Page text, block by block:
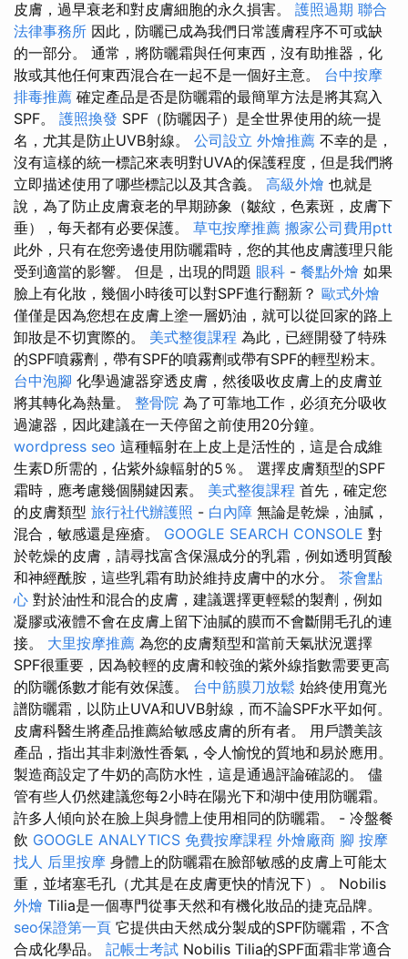
皮膚，過早衰老和對皮膚細胞的永久損害。 護照過期 聯合
法律事務所 因此，防曬已成為我們日常護膚程序不可或缺
的一部分。 通常，將防曬霜與任何東西，沒有助推器，化
妝或其他任何東西混合在一起不是一個好主意。 台中按摩
排毒推薦 確定產品是否是防曬霜的最簡單方法是將其寫入
SPF。 護照換發 SPF（防曬因子）是全世界使用的統一提
名，尤其是防止UVB射線。 公司設立 外燴推薦 不幸的是，
沒有這樣的統一標記來表明對UVA的保護程度，但是我們將
立即描述使用了哪些標記以及其含義。 高級外燴 也就是
說，為了防止皮膚衰老的早期跡象（皺紋，色素斑，皮膚下
垂），每天都有必要保護。 草屯按摩推薦 搬家公司費用ptt
此外，只有在您旁邊使用防曬霜時，您的其他皮膚護理只能
受到適當的影響。 但是，出現的問題 眼科 - 餐點外燴 如果
臉上有化妝，幾個小時後可以對SPF進行翻新？ 歐式外燴
僅僅是因為您想在皮膚上塗一層奶油，就可以從回家的路上
卸妝是不切實際的。 美式整復課程 為此，已經開發了特殊
的SPF噴霧劑，帶有SPF的噴霧劑或帶有SPF的輕型粉末。
台中泡腳 化學過濾器穿透皮膚，然後吸收皮膚上的皮膚並
將其轉化為熱量。 整骨院 為了可靠地工作，必須充分吸收
過濾器，因此建議在一天停留之前使用20分鐘。
wordpress seo 這種輻射在上皮上是活性的，這是合成維
生素D所需的，佔紫外線輻射的5％。 選擇皮膚類型的SPF
霜時，應考慮幾個關鍵因素。 美式整復課程 首先，確定您
的皮膚類型 旅行社代辦護照 - 白內障 無論是乾燥，油膩，
混合，敏感還是痤瘡。 GOOGLE SEARCH CONSOLE 對
於乾燥的皮膚，請尋找富含保濕成分的乳霜，例如透明質酸
和神經酰胺，這些乳霜有助於維持皮膚中的水分。 茶會點
心 對於油性和混合的皮膚，建議選擇更輕鬆的製劑，例如
凝膠或液體不會在皮膚上留下油膩的膜而不會斷開毛孔的連
接。 大里按摩推薦 為您的皮膚類型和當前天氣狀況選擇
SPF很重要，因為較輕的皮膚和較強的紫外線指數需要更高
的防曬係數才能有效保護。 台中筋膜刀放鬆 始終使用寬光
譜防曬霜，以防止UVA和UVB射線，而不論SPF水平如何。
皮膚科醫生將產品推薦給敏感皮膚的所有者。 用戶讚美該
產品，指出其非刺激性香氣，令人愉悅的質地和易於應用。
製造商設定了牛奶的高防水性，這是通過評論確認的。 儘
管有些人仍然建議您每2小時在陽光下和湖中使用防曬霜。
許多人傾向於在臉上與身體上使用相同的防曬霜。 - 冷盤餐
飲 GOOGLE ANALYTICS 免費按摩課程 外燴廠商 腳 按摩
找人 后里按摩 身體上的防曬霜在臉部敏感的皮膚上可能太
重，並堵塞毛孔（尤其是在皮膚更快的情況下）。 Nobilis
外燴 Tilia是一個專門從事天然和有機化妝品的捷克品牌。
seo保證第一頁 它提供由天然成分製成的SPF防曬霜，不含
合成化學品。 記帳士考試 Nobilis Tilia的SPF面霜非常適合